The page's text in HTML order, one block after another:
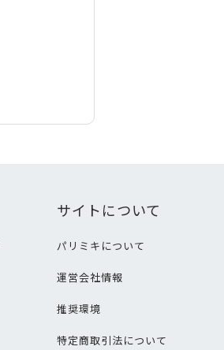
サイトについて
パリミキについて
運営会社情報
推奨環境
特定商取引法について